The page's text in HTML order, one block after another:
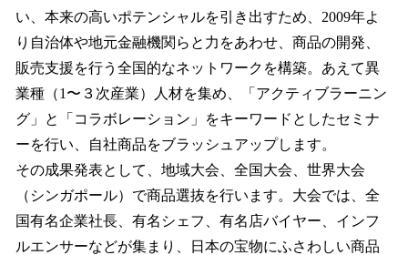
い、本来の高いポテンシャルを引き出すため、2009年よ
り自治体や地元金融機関らと力をあわせ、商品の開発、
販売支援を行う全国的なネットワークを構築。あえて異
業種（1〜３次産業）人材を集め、「アクティブラーニン
グ」と「コラボレーション」をキーワードとしたセミナ
ーを行い、自社商品をブラッシュアップします。
その成果発表として、地域大会、全国大会、世界大会
（シンガポール）で商品選抜を行います。大会では、全
国有名企業社長、有名シェフ、有名店バイヤー、インフ
ルエンサーなどが集まり、日本の宝物にふさわしい商品